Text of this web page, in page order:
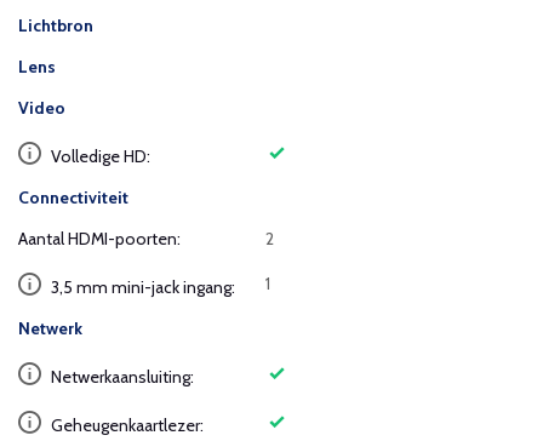
Lichtbron
Lens
Video
Volledige HD:
Connectiviteit
Aantal HDMI-poorten:
2
3,5 mm mini-jack ingang: 1
Netwerk
Netwerkaansluiting:
Geheugenkaartlezer: